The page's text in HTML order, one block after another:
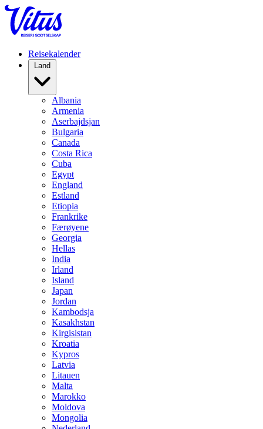
Reisekalender
Albania
Armenia
Aserbajdsjan
Bulgaria
Canada
Costa Rica
Cuba
Egypt
England
Estland
Etiopia
Frankrike
Færøyene
Georgia
Hellas
India
Irland
Island
Japan
Jordan
Kambodsja
Kasakhstan
Kirgisistan
Kroatia
Kypros
Latvia
Litauen
Malta
Marokko
Moldova
Mongolia